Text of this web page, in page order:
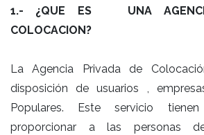
1.- ¿QUE ES UNA
COLOCACION?
La Agencia Privada de
disposición de usuarios ,
Populares. Este servicio
proporcionar a las personas